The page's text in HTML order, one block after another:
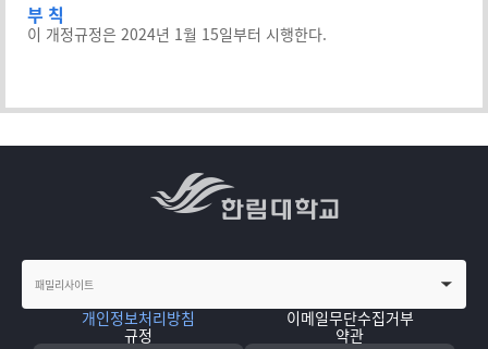
부 칙
이 개정규정은 2024년 1월 15일부터 시행한다.
개인정보처리방침
이메일무단수집거부
규정
약관